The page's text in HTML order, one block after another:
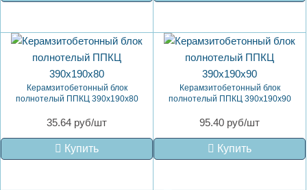
Керамзитобетонный блок
полнотелый ППКЦ 390х190х80
35.64 руб/шт
Купить
Керамзитобетонный блок
полнотелый ППКЦ 390х190х90
95.40 руб/шт
Купить